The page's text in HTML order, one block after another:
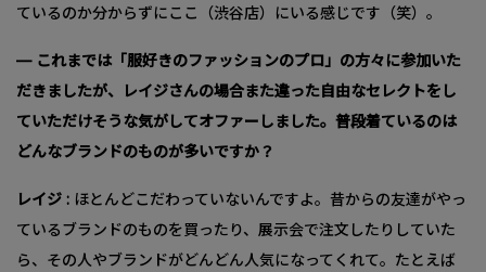
ているのか分からずにここ（渋谷店）にいる感じです（笑）。
— これまでは「服好きのファッションのプロ」の方々に参加いた
だきましたが、レイジさんの場合また違った自由なセレクトをし
ていただけそうな気がしてオファーしました。普段着ているのは
どんなブランドのものが多いですか？
レイジ : ほとんどこだわっていないんですよ。昔からの友達がやっ
ているブランドのものを買ったり、展示会で注文したりしていた
ら、その人やブランドがどんどん人気になってくれて。たとえば